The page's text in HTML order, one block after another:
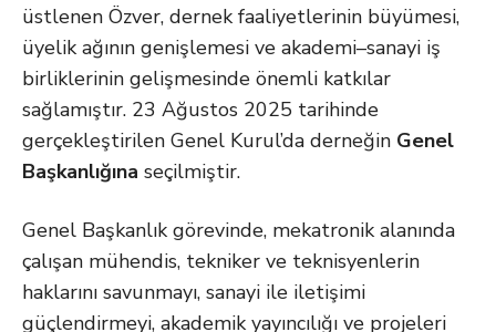
üstlenen Özver, dernek faaliyetlerinin büyümesi,
üyelik ağının genişlemesi ve akademi–sanayi iş
birliklerinin gelişmesinde önemli katkılar
sağlamıştır. 23 Ağustos 2025 tarihinde
gerçekleştirilen Genel Kurul’da derneğin Genel
Başkanlığına seçilmiştir.
Genel Başkanlık görevinde, mekatronik alanında
çalışan mühendis, tekniker ve teknisyenlerin
haklarını savunmayı, sanayi ile iletişimi
güçlendirmeyi, akademik yayıncılığı ve projeleri